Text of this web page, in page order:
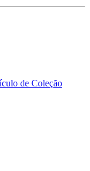
de Coleção